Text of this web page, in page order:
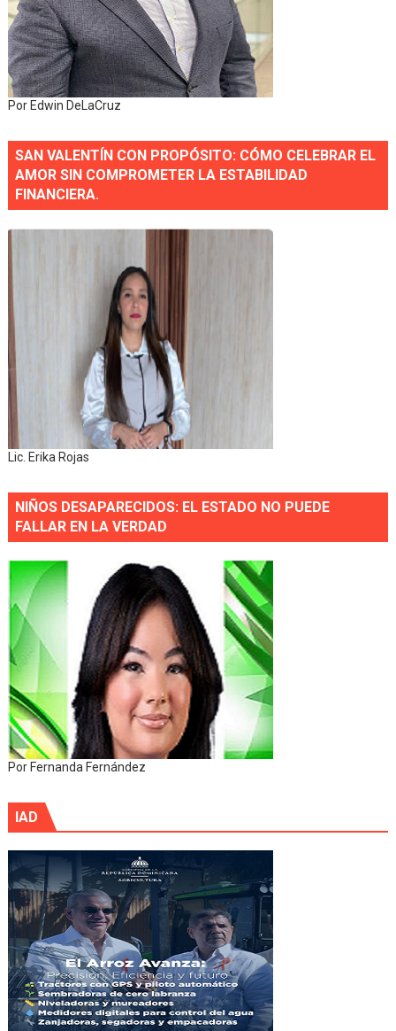
Por Edwin DeLaCruz
SAN VALENTÍN CON PROPÓSITO: CÓMO CELEBRAR EL
AMOR SIN COMPROMETER LA ESTABILIDAD
FINANCIERA.
Lic. Erika Rojas
NIÑOS DESAPARECIDOS: EL ESTADO NO PUEDE
FALLAR EN LA VERDAD
Por Fernanda Fernández
IAD